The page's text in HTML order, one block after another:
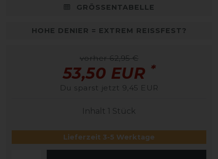
GRÖSSENTABELLE
HOHE DENIER = EXTREM REISSFEST?
vorher 62,95 €
53,50 EUR *
Du sparst jetzt 9,45 EUR
Inhalt 1 Stück
Lieferzeit 3-5 Werktage